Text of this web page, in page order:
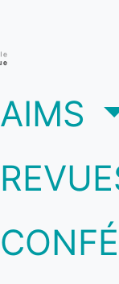
AIMS